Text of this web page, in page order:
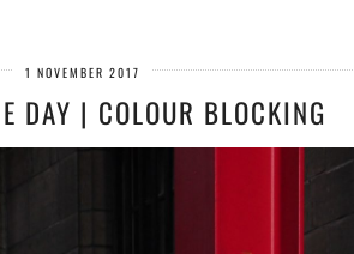
1 NOVEMBER 2017
DAY | COLOUR BLOCKING